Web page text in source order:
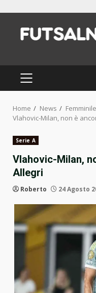
content
PRIMARY
MENU
Home News Femminile
Vlahovic-Milan, non è
Serie A
Vlahovic-Milan,
Allegri
Roberto 24 Agosto